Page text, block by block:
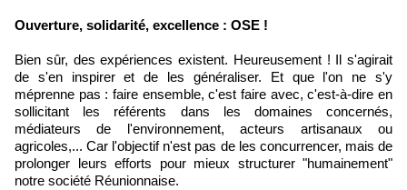
Ouverture, solidarité, excellence : OSE !
Bien sûr, des expériences existent. Heureusement ! Il s'agirait
de s'en inspirer et de les généraliser. Et que l'on ne s'y
méprenne pas : faire ensemble, c'est faire avec, c'est-à-dire en
sollicitant les référents dans les domaines concernés,
médiateurs de l'environnement, acteurs artisanaux ou
agricoles,... Car l'objectif n'est pas de les concurrencer, mais de
prolonger leurs efforts pour mieux structurer "humainement"
notre société Réunionnaise.